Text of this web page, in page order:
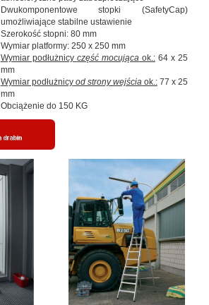
Dwukomponentowe stopki (SafetyCap)
umożliwiające stabilne ustawienie
Szerokość stopni: 80 mm
Wymiar platformy: 250 x 250 mm
Wymiar podłużnicy część mocującaok.:64 x 25
mm
Wymiar podłużnicyod strony wejściaok.:77 x 25
mm
Obciążenie do 150 KG